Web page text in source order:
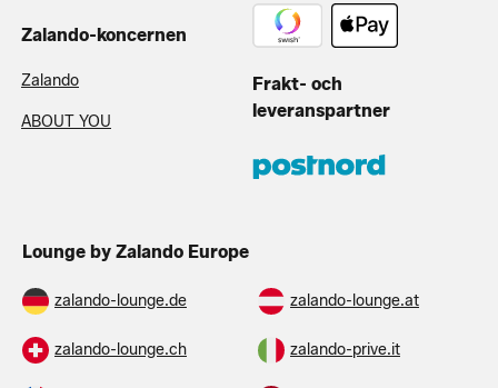
Zalando-koncernen
Zalando
ABOUT YOU
Frakt- och
leveranspartner
Lounge by Zalando Europe
zalando-lounge.de zalando-lounge.at
zalando-lounge.ch zalando-prive.it